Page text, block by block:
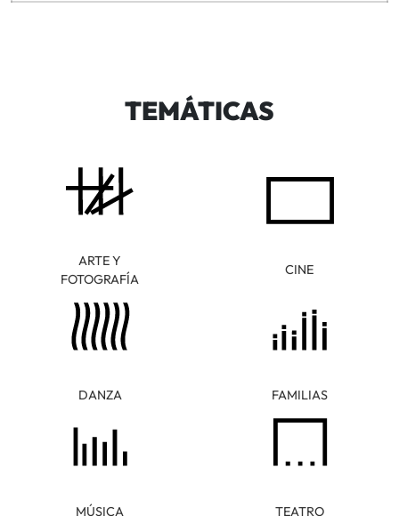
TEMÁTICAS
ARTE Y
FOTOGRAFÍA
CINE
DANZA FAMILIAS
MÚSICA TEATRO